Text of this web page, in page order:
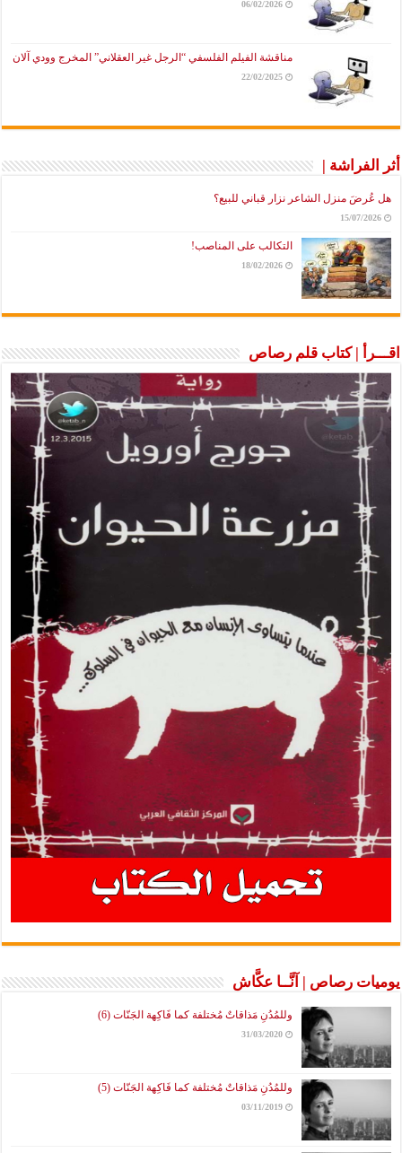
06/02/2026
مناقشة الفيلم الفلسفي “الرجل غير العقلاني” المخرج وودي آلان
22/02/2025
أثر الفراشة |
هل عُرضَ منزل الشاعر نزار قباني للبيع؟
15/07/2026
التكالب على المناصب!
18/02/2026
اقـــرأ | كتاب قلم رصاص
يوميات رصاص | آنَّــا عكَّاش
وللمُدُنِ مَذاقاتٌ مُختلفة كما فَاكِهة الجَنّات (6)
31/03/2020
وللمُدُنِ مَذاقاتٌ مُختلفة كما فَاكِهة الجَنّات (5)
03/11/2019